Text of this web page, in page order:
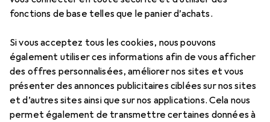
fonctions de base telles que le panier d’achats.
Si vous acceptez tous les cookies, nous pouvons
également utiliser ces informations afin de vous afficher
des offres personnalisées, améliorer nos sites et vous
présenter des annonces publicitaires ciblées sur nos sites
et d’autres sites ainsi que sur nos applications. Cela nous
permet également de transmettre certaines données à